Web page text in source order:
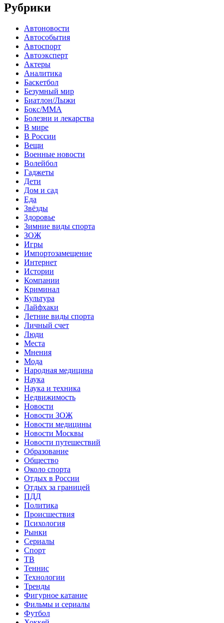
Рубрики
Автоновости
Автособытия
Автоспорт
Автоэксперт
Актеры
Аналитика
Баскетбол
Безумный мир
Биатлон/Лыжи
Бокс/MMA
Болезни и лекарства
В мире
В России
Вещи
Военные новости
Волейбол
Гаджеты
Дети
Дом и сад
Еда
Звёзды
Здоровье
Зимние виды спорта
ЗОЖ
Игры
Импортозамещение
Интернет
Истории
Компании
Криминал
Культура
Лайфхаки
Летние виды спорта
Личный счет
Люди
Места
Мнения
Мода
Народная медицина
Наука
Наука и техника
Недвижимость
Новости
Новости ЗОЖ
Новости медицины
Новости Москвы
Новости путешествий
Образование
Общество
Около спорта
Отдых в России
Отдых за границей
ПДД
Политика
Происшествия
Психология
Рынки
Сериалы
Спорт
ТВ
Теннис
Технологии
Тренды
Фигурное катание
Фильмы и сериалы
Футбол